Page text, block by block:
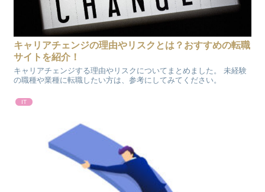
キャリアチェンジの理由やリスクとは？おすすめの転職
サイトを紹介！
キャリアチェンジする理由やリスクについてまとめました。 未経験
の職種や業種に転職したい方は、参考にしてみてください。
IT